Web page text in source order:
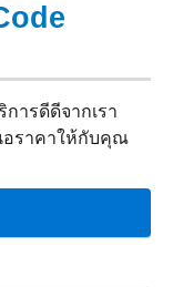
ารดีดีจากเรา
อราคาให้กับคุณ